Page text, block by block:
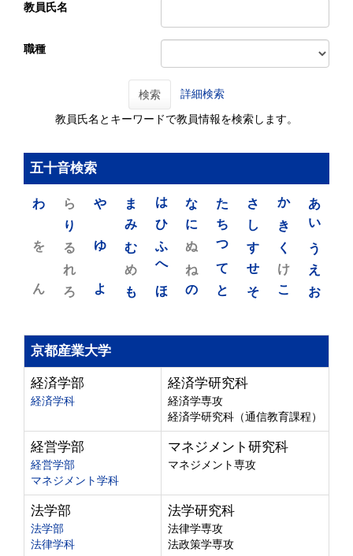
教員氏名
職種
検索 詳細検索
教員氏名とキーワードで教員情報を検索します。
五十音検索
あ
い
う
え
お
か
き
く
け
こ
さ
し
す
せ
そ
た
ち
つ
て
と
な
に
ぬ
ね
の
は
ひ
ふ
へ
ほ
ま
み
む
め
も
や
ゆ
よ
ら
り
る
れ
ろ
わ
を
ん
京都産業大学
経済学部
経済学科
経済学研究科
経済学専攻
経済学研究科（通信教育課程）
経営学部
経営学部
マネジメント学科
マネジメント研究科
マネジメント専攻
法学部
法学部
法律学科
法学研究科
法律学専攻
法政策学専攻